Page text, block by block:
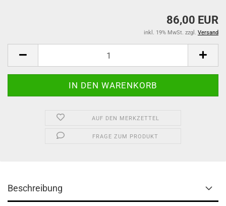
86,00 EUR
inkl. 19% MwSt. zzgl. Versand
AUF DEN MERKZETTEL
FRAGE ZUM PRODUKT
Beschreibung